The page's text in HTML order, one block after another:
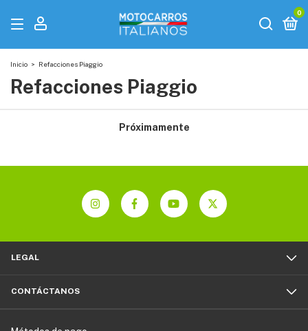
0
Inicio > Refacciones Piaggio
Refacciones Piaggio
Próximamente
LEGAL
CONTÁCTANOS